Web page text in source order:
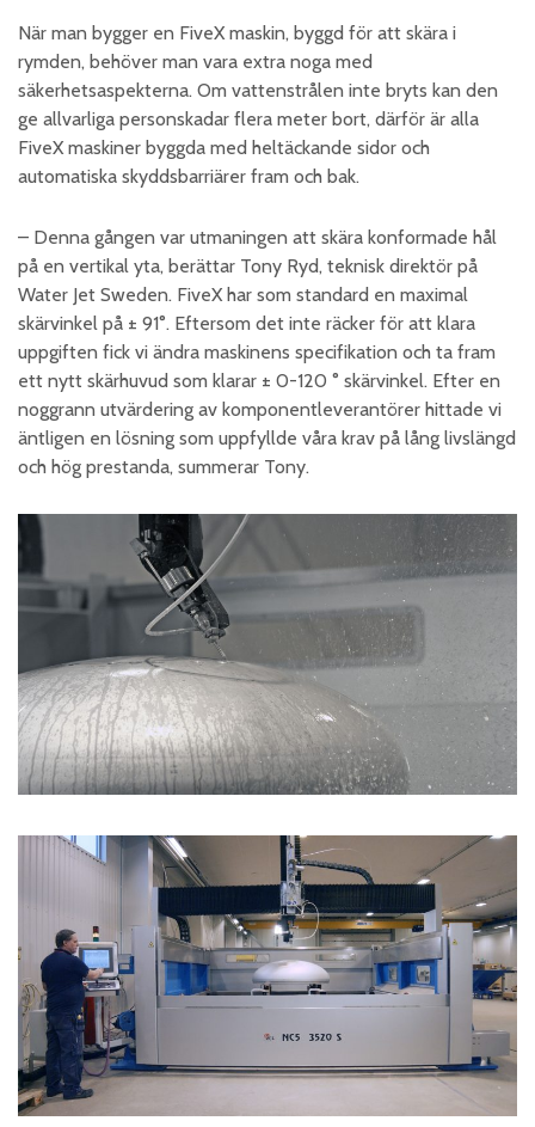
När man bygger en FiveX maskin, byggd för att skära i
rymden, behöver man vara extra noga med
säkerhetsaspekterna. Om vattenstrålen inte bryts kan den
ge allvarliga personskadar flera meter bort, därför är alla
FiveX maskiner byggda med heltäckande sidor och
automatiska skyddsbarriärer fram och bak.
– Denna gången var utmaningen att skära konformade hål
på en vertikal yta, berättar Tony Ryd, teknisk direktör på
Water Jet Sweden. FiveX har som standard en maximal
skärvinkel på ± 91°. Eftersom det inte räcker för att klara
uppgiften fick vi ändra maskinens specifikation och ta fram
ett nytt skärhuvud som klarar ± 0-120 ° skärvinkel. Efter en
noggrann utvärdering av komponentleverantörer hittade vi
äntligen en lösning som uppfyllde våra krav på lång livslängd
och hög prestanda, summerar Tony.